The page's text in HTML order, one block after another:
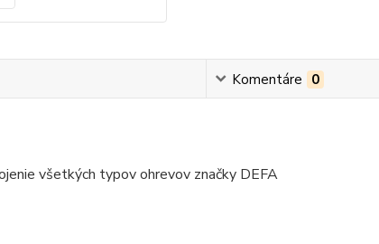
Komentáre 0
všetkých typov ohrevov značky DEFA